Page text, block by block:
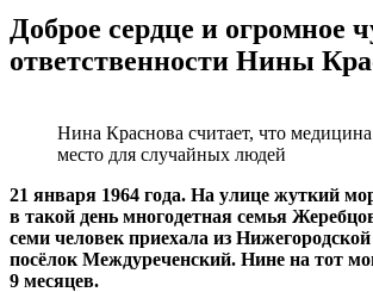
Доброе сердце и огромное
ответственности Нины
Нина Краснова считает, что
место для случайных людей
21 января 1964 года. На улице жуткий
в такой день многодетная семья
семи человек приехала из
посёлок Междуреченский. Нине на тот
9 месяцев.